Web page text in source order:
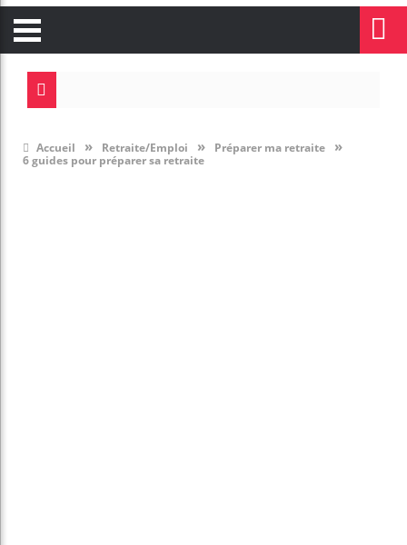
Accueil » Retraite/Emploi » Préparer ma retraite »
6 guides pour préparer sa retraite